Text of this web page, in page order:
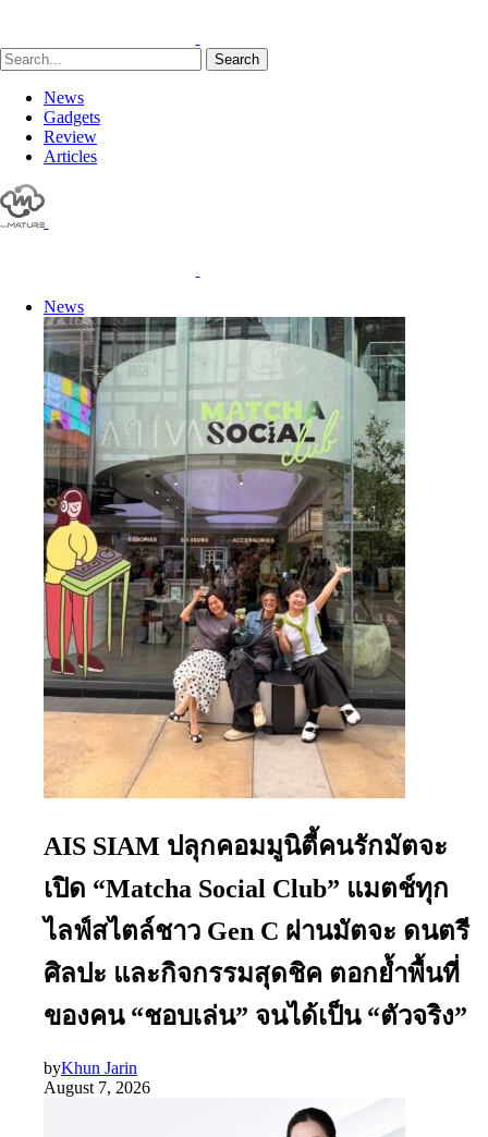
Search
News
Gadgets
Review
Articles
News
AIS SIAM ปลุกคอมมูนิตี้คนรักมัตจะ
เปิด “Matcha Social Club” แมตช์ทุก
ไลฟ์สไตล์ชาว Gen C ผ่านมัตจะ ดนตรี
ศิลปะ และกิจกรรมสุดชิค ตอกย้ำพื้นที่
ของคน “ชอบเล่น” จนได้เป็น “ตัวจริง”
byKhun Jarin
August 7, 2026